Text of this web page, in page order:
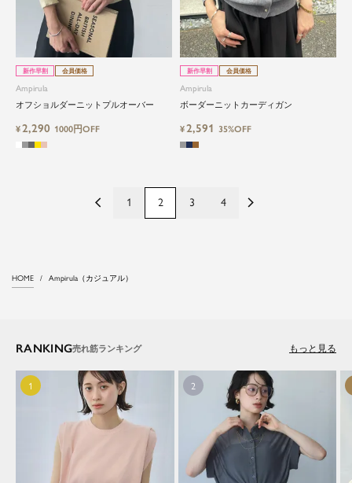
新作早割 会員価格
Ampirula
オフショルダーニットプルオーバー
¥2,290 1000円OFF
新作早割 会員価格
Ampirula
ボーダーニットカーディガン
¥2,591 35%OFF
1 2 3 4
HOME Ampirula（カジュアル）
RANKING もっと見る